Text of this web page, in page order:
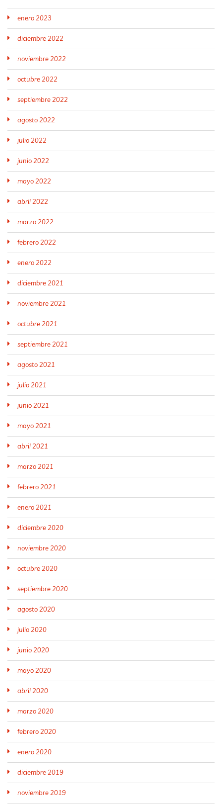
enero 2023
diciembre 2022
noviembre 2022
octubre 2022
septiembre 2022
agosto 2022
julio 2022
junio 2022
mayo 2022
abril 2022
marzo 2022
febrero 2022
enero 2022
diciembre 2021
noviembre 2021
octubre 2021
septiembre 2021
agosto 2021
julio 2021
junio 2021
mayo 2021
abril 2021
marzo 2021
febrero 2021
enero 2021
diciembre 2020
noviembre 2020
octubre 2020
septiembre 2020
agosto 2020
julio 2020
junio 2020
mayo 2020
abril 2020
marzo 2020
febrero 2020
enero 2020
diciembre 2019
noviembre 2019